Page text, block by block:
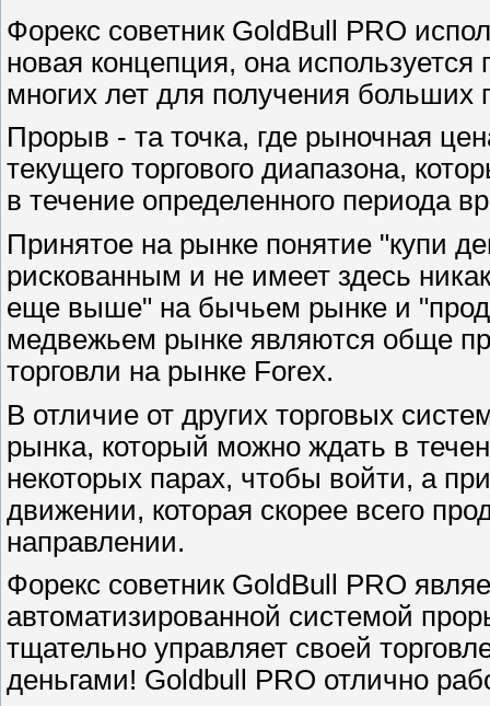
Форекс советник GoldBull PRO
новая концепция, она
многих лет для получения больших
Прорыв - та точка, где рыночная
текущего торгового диапазона,
в течение определенного периода
Принятое на рынке понятие "купи
рискованным и не имеет здесь
еще выше" на бычьем рынке и
медвежьем рынке являются обще
торговли на рынке Forex.
В отличие от других торговых
рынка, который можно ждать в
некоторых парах, чтобы войти, а
движении, которая скорее всего
направлении.
Форекс советник GoldBull PRO
автоматизированной системой
тщательно управляет своей
деньгами! Goldbull PRO отлично